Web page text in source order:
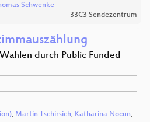
Schwenke
33C3 Sendezentrum
durch Public Funded
, Martin Tschirsich, Katharina Nocun,